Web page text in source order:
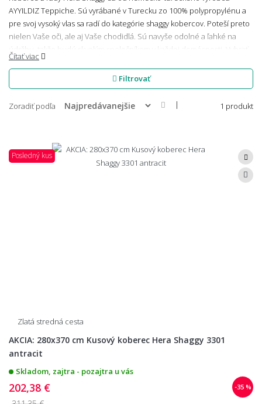
AYYILDIZ Teppiche. Sú vyrábané v Turecku zo 100% polypropylénu a
pre svoj vysoký vlas sa radí do kategórie shaggy kobercov. Poteší preto
nielen Vaše oči, ale aj Vaše chodidlá. Sú navyše odolné a ľahké na
údržbu, takže budú skvelým spoločníkom v každej domácnosti. Vybrať
si môžete zo šiestich farebných variantov a mnohých veľkostných
kombinácií.
Čítať viac
Filtrovať
Zoradiť podľa | 1 produkt
Posledný kus
Zlatá stredná cesta
AKCIA: 280x370 cm Kusový koberec Hera Shaggy 3301
antracit
Skladom, zajtra - pozajtra u vás
-35 %
202,38 €